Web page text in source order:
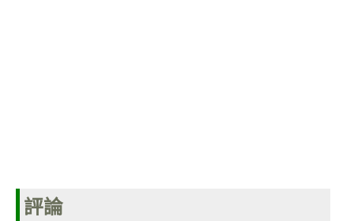
評論